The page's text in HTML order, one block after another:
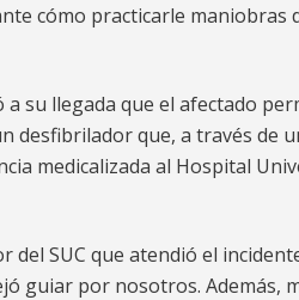
cómo practicarle maniobras
su llegada que el afectado
que, a través de
medicalizada al Hospital
SUC que atendió el
guiar por nosotros. Además,